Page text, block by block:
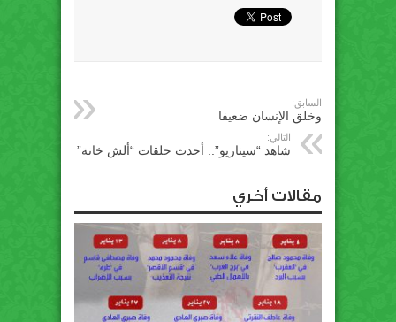
السابق:
وخلق الإنسان ضعيفا
التالي:
شاهد “سيناريو”.. أحدث حلقات “ألش خانة”
مقالات أخري